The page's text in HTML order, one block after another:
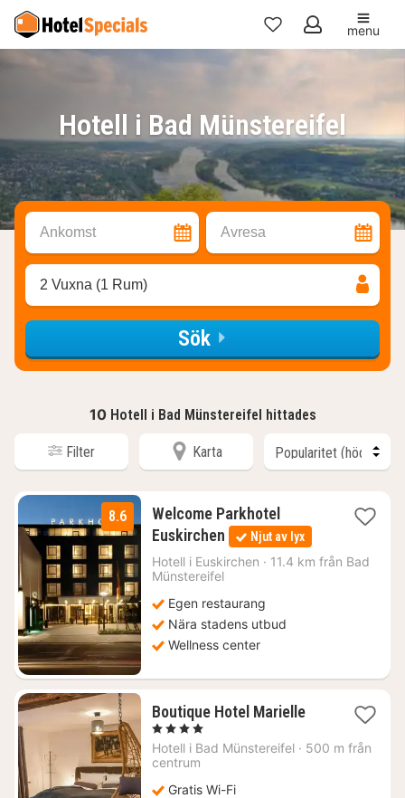
Mina
menu
Hotell i Bad Münstereifel
Ankomst Avresa
2 Vuxna (1 Rum)
Sök
10 Hotell i Bad Münstereifel hittades
Filter Karta
8.6
Welcome Parkhotel
Euskirchen 1
natt
från
Njut av lyx
Hotell i Euskirchen · 11.4 km från Bad
Münstereifel
Egen restaurang
Nära stadens utbud
Wellness center
Boutique Hotel Marielle1
från
, 4 Stjärnor
Hotell i Bad Münstereifel · 500 m från
centrum
Gratis Wi-Fi